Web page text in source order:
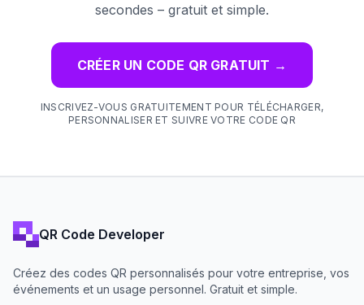
secondes – gratuit et simple.
CRÉER UN CODE QR GRATUIT →
INSCRIVEZ-VOUS GRATUITEMENT POUR TÉLÉCHARGER,
PERSONNALISER ET SUIVRE VOTRE CODE QR
QR Code Developer
Créez des codes QR personnalisés pour votre entreprise, vos
événements et un usage personnel. Gratuit et simple.